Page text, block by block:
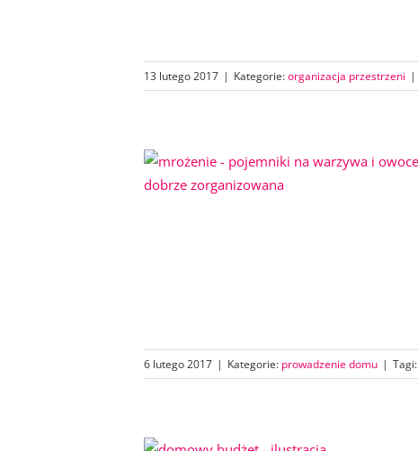
13 lutego 2017 | Kategorie:organizacja przestrzeni |
6 lutego 2017 | Kategorie: prowadzenie domu | Tagi: